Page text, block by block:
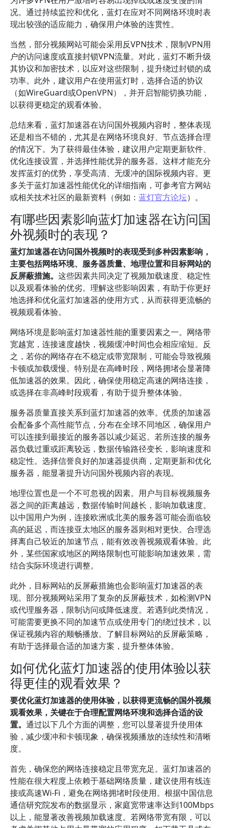
况。通过持续监控和优化，蓝灯在应对不同网络环境时表
现出较强的适应能力，确保用户体验的连贯性。
当然，部分视频网站可能会采用反VPN技术，限制VPN用
户的访问速度或直接封锁VPN流量。对此，蓝灯不断升级
其协议和加密技术，以应对这些限制，提升绕过封锁的成
功率。此外，建议用户在使用蓝灯时，选择合适的协议
（如WireGuard或OpenVPN），并开启智能切换功能，
以获得更稳定的观看体验。
总结来看，蓝灯加速器在访问国外视频内容时，整体表现
还是相当不错的，尤其是在网络环境良好、节点选择合理
的情况下。为了获得最佳体验，建议用户定期更新软件、
优化连接设置，并选择性能优异的服务器。这样才能充分
发挥蓝灯的优势，享受高清、无缓冲的国际视频内容。更
多关于蓝灯加速器性能优化的详细指南，可参考官方网站
或相关技术社区的最新资料（例如： 蓝灯官方论坛）。
有哪些因素影响蓝灯加速器在访问国
外视频时的表现？
蓝灯加速器在访问国外视频时的表现受到多种因素影响，
主要包括网络环境、服务器质量、地理位置和目标网站的
反屏蔽措施。 这些因素共同决定了视频加载速度、稳定性
以及观看体验的优劣。理解这些影响因素，有助于你更好
地选择和优化蓝灯加速器的使用方式，从而获得更流畅的
视频观看体验。
网络环境是影响蓝灯加速器性能的重要因素之一。网络带
宽越宽，连接速度越快，视频缓冲时间也会相应缩短。反
之，若你的网络存在不稳定或带宽限制，可能会导致视频
卡顿或加载缓慢。特别是在高峰时段，网络拥堵会显著降
低加速器的效果。因此，确保使用稳定高速的网络连接，
或选择在非高峰时段观看，有助于提升整体体验。
服务器质量直接关系到蓝灯加速器的效率。优质的加速器
会配备多个高性能节点，分布在全球不同地区，确保用户
可以连接到最接近的服务器以减少延迟。若所连接的服务
器负载过重或距离较远，数据传输路径变长，影响速度和
稳定性。选择信誉良好的加速器提供商，定期更新和优化
服务器，能显著提升访问国外视频内容的表现。
地理位置也是一个不可忽视的因素。用户与目标视频服务
器之间的距离越远，数据传输时间越长，影响加载速度。
以中国用户为例，连接欧洲或北美的服务器可能会面临较
高的延迟，而连接亚太地区的服务器则相对更快。合理选
择离自己较近的加速节点，能有效改善视频观看体验。此
外，某些国家或地区的网络限制也可能影响加速效果，需
结合实际环境进行调整。
此外，目标网站的反屏蔽措施也会影响蓝灯加速器的表
现。部分视频网站采用了复杂的反屏蔽技术，如检测VPN
或代理服务器，限制访问或降低速度。若遇到此类情况，
可能需要更换不同的加速节点或使用专门的绕过技术，以
保证视频内容的顺畅播放。了解目标网站的反屏蔽策略，
有助于选择最合适的加速方案，提升整体体验。
如何优化蓝灯加速器的使用体验以获
得更佳的观看效果？
要优化蓝灯加速器的使用体验，以获得更流畅的国外视频
观看效果，关键在于合理配置网络环境和选择合适的设
置。 通过以下几个方面的调整，您可以显著提升使用体
验，减少缓冲和卡顿现象，确保视频播放的连续性和清晰
度。
首先，确保您的网络连接稳定且带宽充足。蓝灯加速器的
性能在很大程度上依赖于基础网络质量，建议使用有线连
接或高速Wi-Fi，避免在网络拥堵时段使用。根据中国信息
通信研究院发布的数据显示，家庭宽带速率达到100Mbps
以上，能显著改善视频加载速度。若网络带宽有限，可以